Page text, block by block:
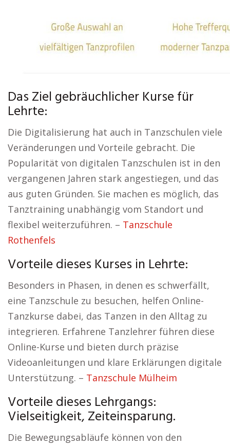
Das Ziel gebräuchlicher Kurse für
Lehrte:
Die Digitalisierung hat auch in Tanzschulen viele
Veränderungen und Vorteile gebracht. Die
Popularität von digitalen Tanzschulen ist in den
vergangenen Jahren stark angestiegen, und das
aus guten Gründen. Sie machen es möglich, das
Tanztraining unabhängig vom Standort und
flexibel weiterzuführen. – Tanzschule
Rothenfels
Vorteile dieses Kurses in Lehrte:
Besonders in Phasen, in denen es schwerfällt,
eine Tanzschule zu besuchen, helfen Online-
Tanzkurse dabei, das Tanzen in den Alltag zu
integrieren. Erfahrene Tanzlehrer führen diese
Online-Kurse und bieten durch präzise
Videoanleitungen und klare Erklärungen digitale
Unterstützung. – Tanzschule Mülheim
Vorteile dieses Lehrgangs:
Vielseitigkeit, Zeiteinsparung.
Die Bewegungsabläufe können von den